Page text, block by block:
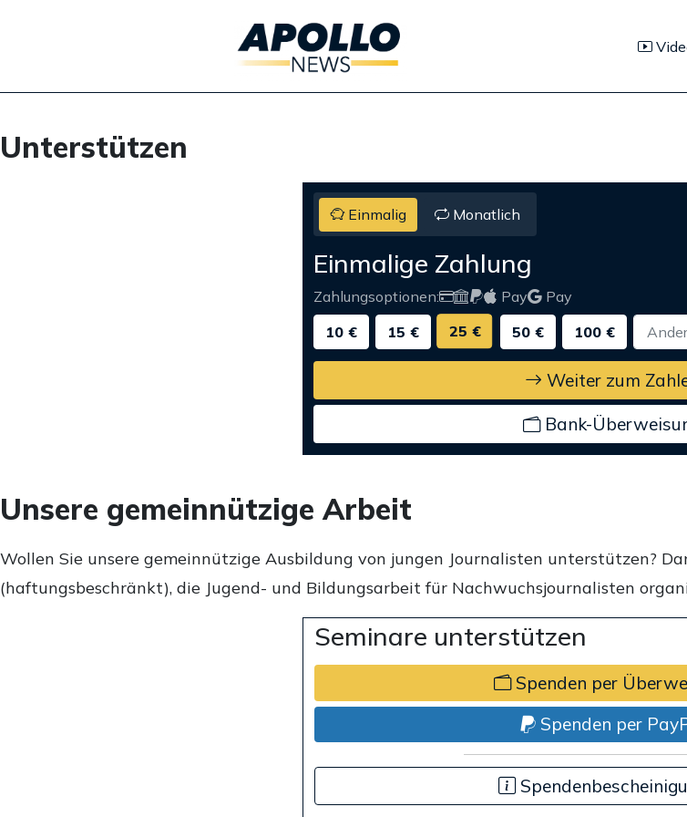
Unterstützen
Einmalig Monatlich
Einmalige Zahlung
Zahlungsoptionen: Pay
Pay
10 €
15 € 25 € 50 € 100 €
Weiter zum
Bank-
Unsere gemeinnützige Arbeit
Wollen Sie unsere gemeinnützige Ausbildung von jungen Journalisten unterstützen?
(haftungsbeschränkt), die Jugend- und Bildungsarbeit für Nachwuchsjournalisten
Seminare unterstützen
Spenden per
Spenden per